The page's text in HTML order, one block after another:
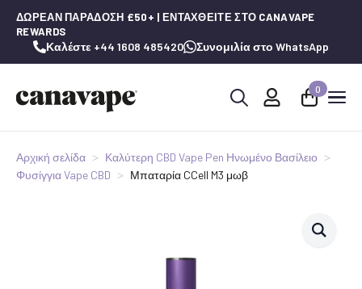
ΔΩΡΕΆΝ ΠΑΡΆΔΟΣΗ £50+ | ΕΝΤΑΧΘΕΊΤΕ ΣΤΟ CANAVAPE
REWARDS
Καλέστε +44 1608 485420 Συνομιλία στο WhatsApp
0
Αρχική σελίδα
Καλύτερη CBD Vape Pen Ηνωμένο Βασίλειο
Φυσίγγια Vape CBD
Μπαταρία CCell M3 μωβ